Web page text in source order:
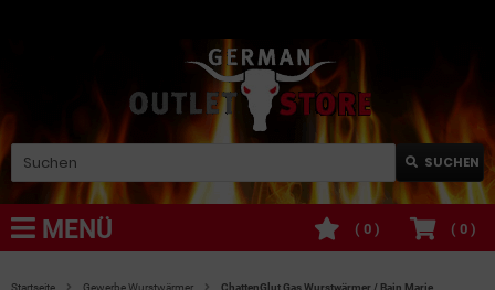
SUCHEN
MENÜ ( 0 )
( 0 )
Startseite Gewerbe Wurstwärmer
ChattenGlut Gas Wurstwärmer / Bain Marie